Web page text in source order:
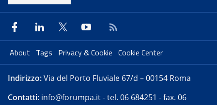
About Tags Privacy & Cookie Cookie Center
Indirizzo:Via del Porto Fluviale 67/d – 00154 Roma
Contatti: info@forumpa.it- tel. 06 684251 - fax. 06